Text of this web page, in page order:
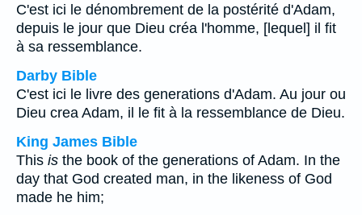
C'est ici le dénombrement de la postérité d'Adam,
depuis le jour que Dieu créa l'homme, [lequel] il fit
à sa ressemblance.
Darby Bible
C'est ici le livre des generations d'Adam. Au jour ou
Dieu crea Adam, il le fit à la ressemblance de Dieu.
King James Bible
This is the book of the generations of Adam. In the
day that God created man, in the likeness of God
made he him;